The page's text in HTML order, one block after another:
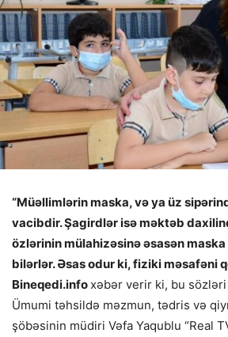
“Müəllimlərin maska, və ya üz
vacibdir. Şagirdlər isə məktəb
özlərinin mülahizəsinə əsasən
bilərlər. Əsas odur ki, fiziki məsafəni
Bineqedi.info xəbər verir ki, bu
Ümumi təhsildə məzmun, tədris və
şöbəsinin müdiri Vəfa Yaqublu “Real